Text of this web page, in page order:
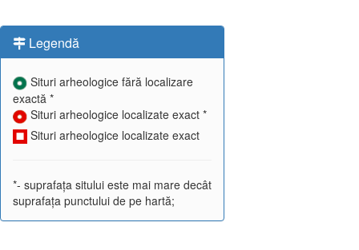
Legendă
Situri arheologice fără localizare
exactă *
Situri arheologice localizate exact *
Situri arheologice localizate exact
*- suprafața sitului este mai mare decât
suprafața punctului de pe hartă;